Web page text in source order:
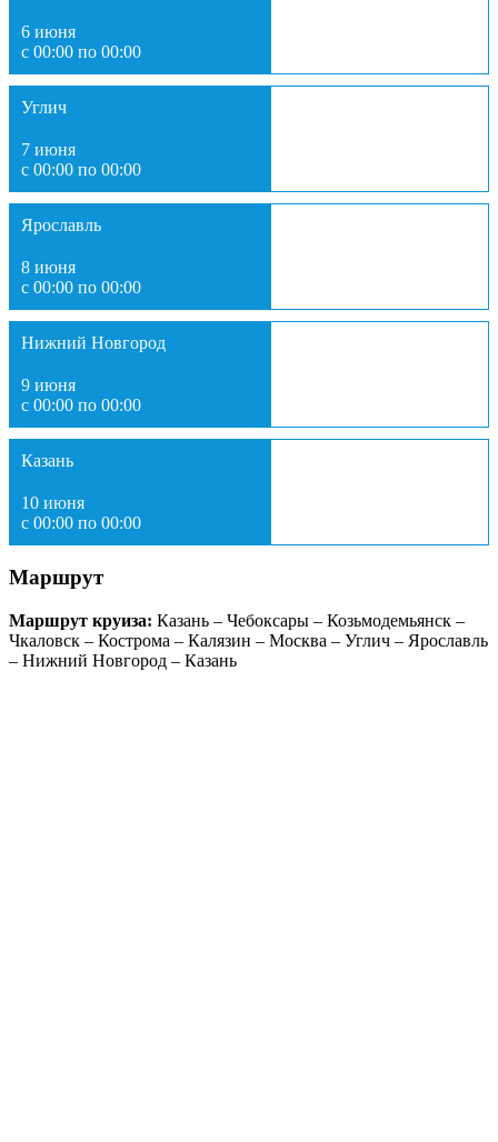
6 июня
с 00:00 по 00:00
Углич
7 июня
с 00:00 по 00:00
Ярославль
8 июня
с 00:00 по 00:00
Нижний Новгород
9 июня
с 00:00 по 00:00
Казань
10 июня
с 00:00 по 00:00
Маршрут
Маршрут круиза: Казань – Чебоксары – Козьмодемьянск –
Чкаловск – Кострома – Калязин – Москва – Углич – Ярославль
– Нижний Новгород – Казань